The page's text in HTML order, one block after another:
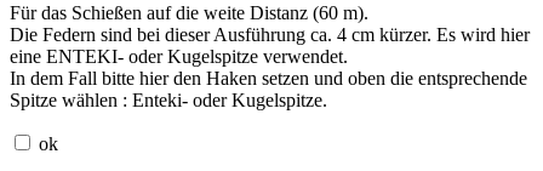
Für das Schießen auf die weite Distanz (60 m).
Die Federn sind bei dieser Ausführung ca. 4 cm kürzer. Es wird hier
eine ENTEKI- oder Kugelspitze verwendet.
In dem Fall bitte hier den Haken setzen und oben die entsprechende
Spitze wählen : Enteki- oder Kugelspitze.
ok